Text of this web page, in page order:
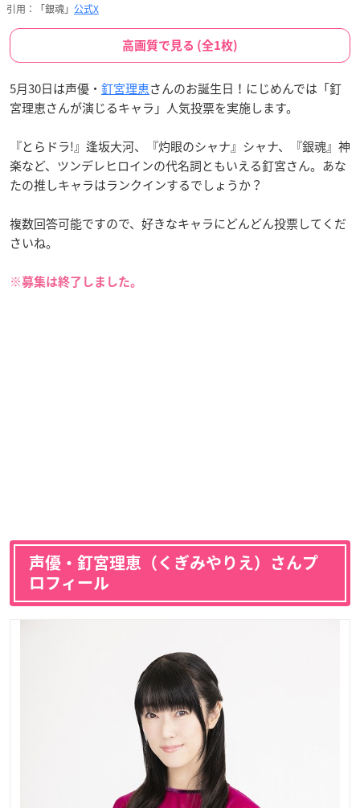
引用：「銀魂」 公式X
高画質で見る (全1枚)
5月30日は声優・ 釘宮理恵さんのお誕生日！にじめんでは「釘
宮理恵さんが演じるキャラ」人気投票を実施します。
『とらドラ!』逢坂大河、『灼眼のシャナ』シャナ、『銀魂』神
楽など、ツンデレヒロインの代名詞ともいえる釘宮さん。あな
たの推しキャラはランクインするでしょうか？
複数回答可能ですので、好きなキャラにどんどん投票してくだ
さいね。
※募集は終了しました。
声優・釘宮理恵（くぎみやりえ）さんプ
ロフィール